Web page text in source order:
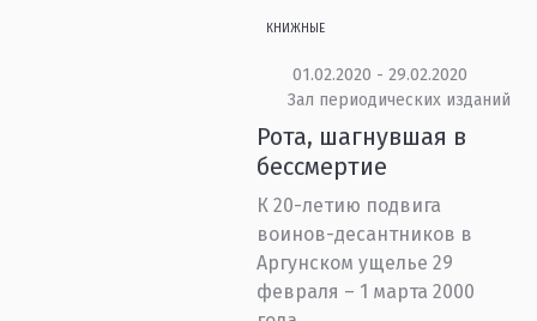
КНИЖНЫЕ
01.02.2020 - 29.02.2020
Зал периодических изданий
Рота, шагнувшая в
бессмертие
К 20-летию подвига
воинов-десантников в
Аргунском ущелье 29
февраля – 1 марта 2000